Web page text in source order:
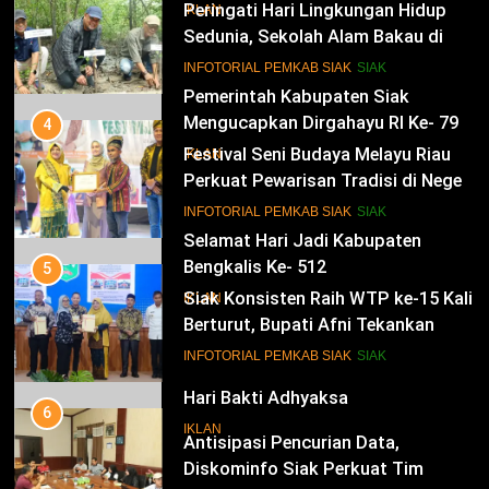
Selamat HUT RI Ke-79
IKLAN
13
Pemerintah Kabupaten Siak
Mengucapkan Dirgahayu RI Ke- 79
IKLAN
14
Selamat Hari Jadi Kabupaten
Bengkalis Ke- 512
IKLAN
15
Hari Bakti Adhyaksa
IKLAN
Peringati Hari Lingkungan Hidup
Sedunia, Sekolah Alam Bakau di
Siak Cetak Generasi Penjaga
Pesisir
INFOTORIAL PEMKAB SIAK SIAK
4
Festival Seni Budaya Melayu Riau
Perkuat Pewarisan Tradisi di Negeri
Istana
INFOTORIAL PEMKAB SIAK SIAK
5
Siak Konsisten Raih WTP ke-15 Kali
Berturut, Bupati Afni Tekankan
Penguatan Tata Kelola Keuangan
INFOTORIAL PEMKAB SIAK SIAK
6
Antisipasi Pencurian Data,
Diskominfo Siak Perkuat Tim